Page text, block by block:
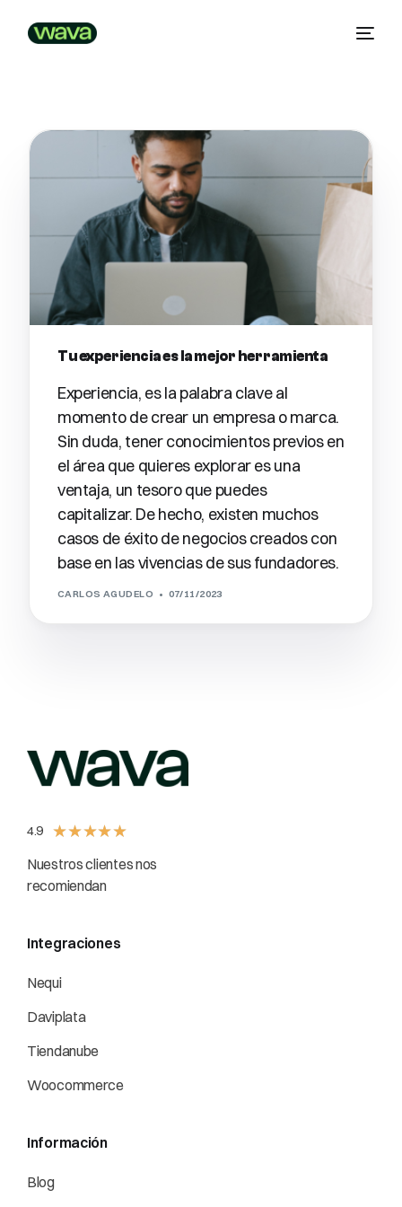
Tu experiencia es la mejor herramienta
Experiencia, es la palabra clave al
momento de crear un empresa o marca.
Sin duda, tener conocimientos previos en
el área que quieres explorar es una
ventaja, un tesoro que puedes
capitalizar. De hecho, existen muchos
casos de éxito de negocios creados con
base en las vivencias de sus fundadores.
CARLOS AGUDELO 07/11/2023
4.9 ★★★★★
Nuestros clientes nos
recomiendan
Integraciones
Nequi
Daviplata
Tiendanube
Woocommerce
Información
Blog